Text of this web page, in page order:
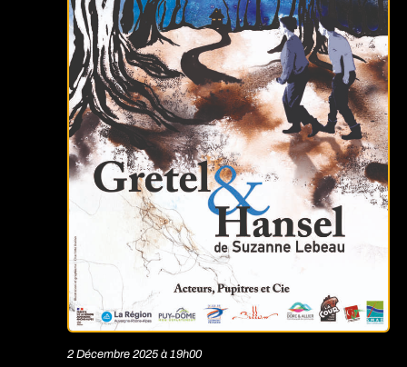
2 Décembre 2025 à 19h00